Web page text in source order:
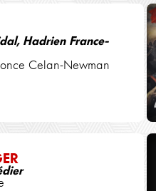
Hadrien France-
Celan-Newman